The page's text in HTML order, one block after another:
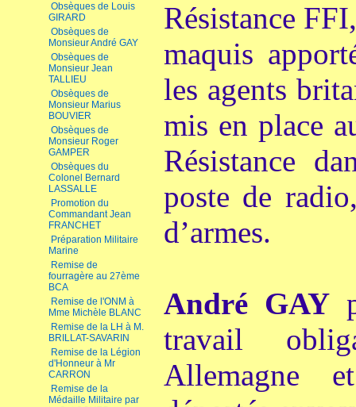
Obsèques de Louis
GIRARD
Obsèques de
Monsieur André GAY
Obsèques de
Monsieur Jean
TALLIEU
Obsèques de
Monsieur Marius
BOUVIER
Obsèques de
Monsieur Roger
GAMPER
Obsèques du
Colonel Bernard
LASSALLE
Promotion du
Commandant Jean
FRANCHET
Préparation Militaire
Marine
Remise de
fourragère au 27ème
BCA
Remise de l'ONM à
Mme Michèle BLANC
Remise de la LH à M.
BRILLAT-SAVARIN
Remise de la Légion
d'Honneur à Mr
CARRON
Remise de la
Médaille Militaire par
Résistance
maquis
les agents
mis en place
Résistance
poste de
d’armes.
André GAY
travail
Allemagne